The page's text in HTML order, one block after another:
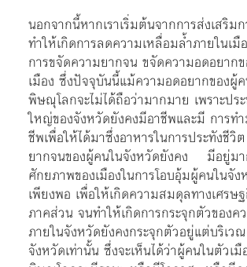
นอกจากนี้หากเราเริ่มต้นจากการส่งเสริม
ทำให้เกิดการลดความเหลื่อมล้ำภายในเมื
การขจัดความยากจน ขจัดความอดอยาก
เมือง ซึ่งปัจจุบันนี้แม้ความอดอยากของผู้
พิษณุโลกจะไม่ได้ถือว่ามากมาย เพราะปร
ใหญ่ของจังหวัดยังคงมีอาชีพและมี การท
ชีพเพื่อให้ได้มาซึ่งอาหารในการประทังชีวิ
ยากจนของผู้คนในจังหวัดยังคง มีอยู่ม
ศักยภาพของเมืองในการโอบอุ้มผู้คนในจั
เพียงพอ เพื่อให้เกิดความสมดุลทางเศร
ภาคส่วน จนทำให้เกิดการกระจุกตัวของค
ภายในจังหวัดยังคงกระจุกตัวอยู่แต่บริเว
จังหวัดเท่านั้น ซึ่งจะเห็นได้ว่าผู้คนในตัวเ